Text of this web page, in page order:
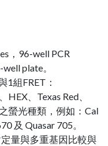
，96-well PCR
plate。
1組FRET：
HEX、Texas Red、
螢光種類，例如：Cal
及 Quasar 705。
量與多重基因比較與